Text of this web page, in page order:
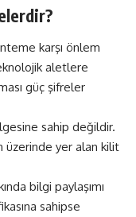
karşı önlem
aletlere
güç şifreler
sahip değildir.
üzerinde yer alan kilit
bilgi paylaşımı
sahipse